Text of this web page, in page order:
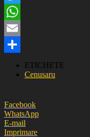
Twitter
WhatsApp
Email
Partajează
ETICHETE
Cenusaru
Facebook
WhatsApp
E-mail
Imprimare